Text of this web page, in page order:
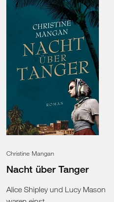
Christine Mangan
Nacht über Tanger
Alice Shipley und Lucy Mason